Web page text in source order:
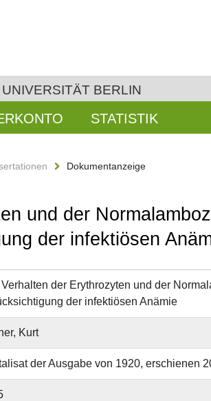
BERLIN
STATISTIK
Dokumentanzeige
und der
der infektiösen
Verhalten der Erythrozyten und der
der infektiösen Anämie
Kurt
der Ausgabe von 1920, erschienen